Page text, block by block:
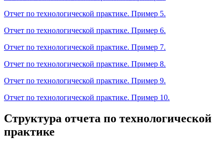
Отчет по технологической практике. Пример 5.
Отчет по технологической практике. Пример 6.
Отчет по технологической практике. Пример 7.
Отчет по технологической практике. Пример 8.
Отчет по технологической практике. Пример 9.
Отчет по технологической практике. Пример 10.
Структура отчета по технологической
практике